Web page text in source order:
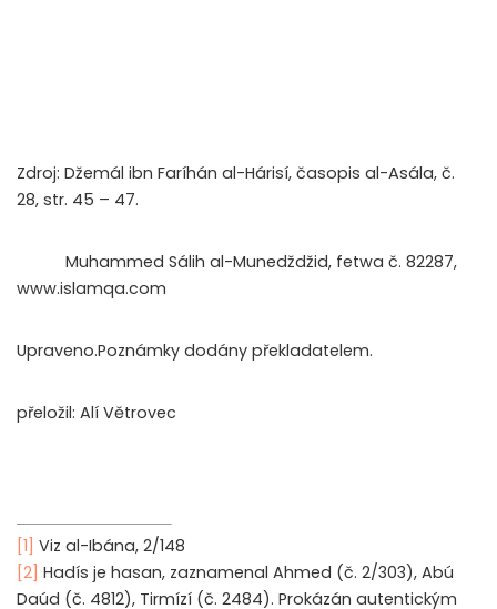
Zdroj: Džemál ibn Faríhán al-Hárisí, časopis al-Asála, č.
28, str. 45 – 47.
Muhammed Sálih al-Munedždžid, fetwa č. 82287,
www.islamqa.com
Upraveno.Poznámky dodány překladatelem.
přeložil: Alí Větrovec
[1] Viz al-Ibána, 2/148
[2] Hadís je hasan, zaznamenal Ahmed (č. 2/303), Abú
Daúd (č. 4812), Tirmízí (č. 2484). Prokázán autentickým